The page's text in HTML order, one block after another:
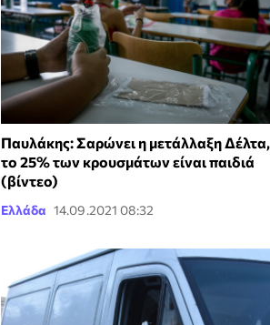
Παυλάκης: Σαρώνει η μετάλλαξη Δέλτα,
το 25% των κρουσμάτων είναι παιδιά
(βίντεο)
Ελλάδα 14.09.2021 08:32